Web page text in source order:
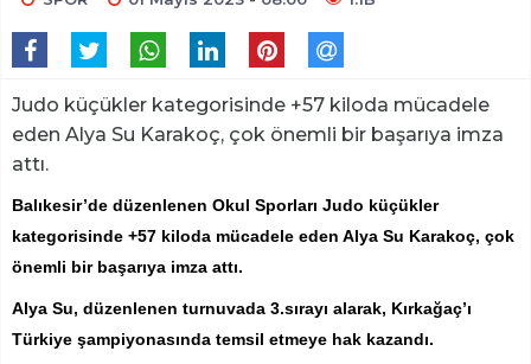
Judo küçükler kategorisinde +57 kiloda mücadele
eden Alya Su Karakoç, çok önemli bir başarıya imza
attı.
Balıkesir’de düzenlenen Okul Sporları Judo küçükler
kategorisinde +57 kiloda mücadele eden Alya Su Karakoç, çok
önemli bir başarıya imza attı.
Alya Su, düzenlenen turnuvada 3.sırayı alarak, Kırkağaç’ı
Türkiye şampiyonasında temsil etmeye hak kazandı.